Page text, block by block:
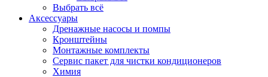
Выбрать всё
Аксессуары
Дренажные насосы и помпы
Кронштейны
Монтажные комплекты
Сервис пакет для чистки кондиционеров
Химия